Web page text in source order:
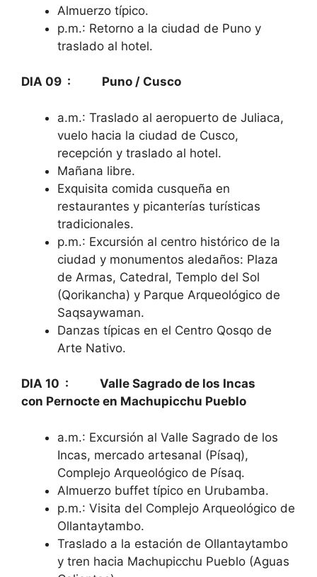
Almuerzo típico.
p.m.: Retorno a la ciudad de Puno y
traslado al hotel.
DIA 09 : Puno / Cusco
a.m.: Traslado al aeropuerto de Juliaca,
vuelo hacia la ciudad de Cusco,
recepción y traslado al hotel.
Mañana libre.
Exquisita comida cusqueña en
restaurantes y picanterías turísticas
tradicionales.
p.m.: Excursión al centro histórico de la
ciudad y monumentos aledaños: Plaza
de Armas, Catedral, Templo del Sol
(Qorikancha) y Parque Arqueológico de
Saqsaywaman.
Danzas típicas en el Centro Qosqo de
Arte Nativo.
DIA 10 : Valle Sagrado de los Incas
con Pernocte en Machupicchu Pueblo
a.m.: Excursión al Valle Sagrado de los
Incas, mercado artesanal (Písaq),
Complejo Arqueológico de Písaq.
Almuerzo buffet típico en Urubamba.
p.m.: Visita del Complejo Arqueológico de
Ollantaytambo.
Traslado a la estación de Ollantaytambo
y tren hacia Machupicchu Pueblo (Aguas